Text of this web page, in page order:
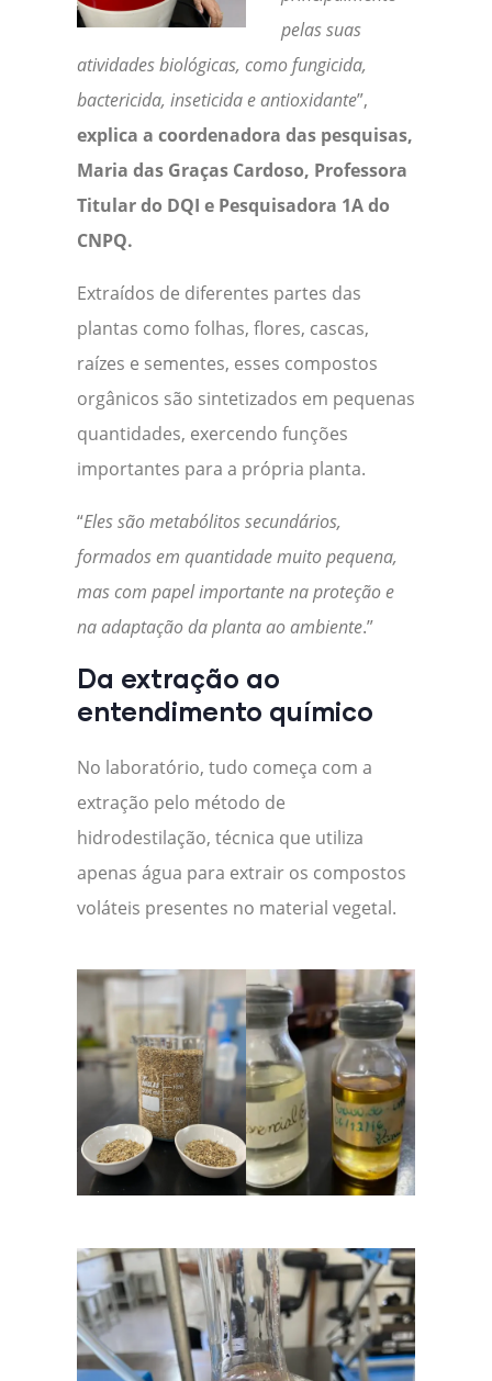
pelas suas
atividades biológicas, como fungicida,
bactericida, inseticida e antioxidante”,
explica a coordenadora das pesquisas,
Maria das Graças Cardoso, Professora
Titular do DQI e Pesquisadora 1A do
CNPQ.
Extraídos de diferentes partes das
plantas como folhas, flores, cascas,
raízes e sementes, esses compostos
orgânicos são sintetizados em pequenas
quantidades, exercendo funções
importantes para a própria planta.
“Eles são metabólitos secundários,
formados em quantidade muito pequena,
mas com papel importante na proteção e
na adaptação da planta ao ambiente.”
Da extração ao
entendimento químico
No laboratório, tudo começa com a
extração pelo método de
hidrodestilação, técnica que utiliza
apenas água para extrair os compostos
voláteis presentes no material vegetal.